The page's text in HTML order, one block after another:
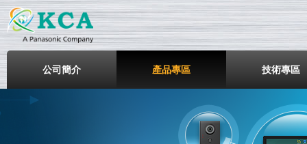
鎧鋒企業股份有限公司
公司簡介 產品專區 技術專區